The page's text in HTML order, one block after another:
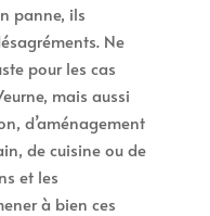
panne, ils
Ne
pour les cas
mais aussi
d’aménagement
de cuisine ou de
et les
à bien ces